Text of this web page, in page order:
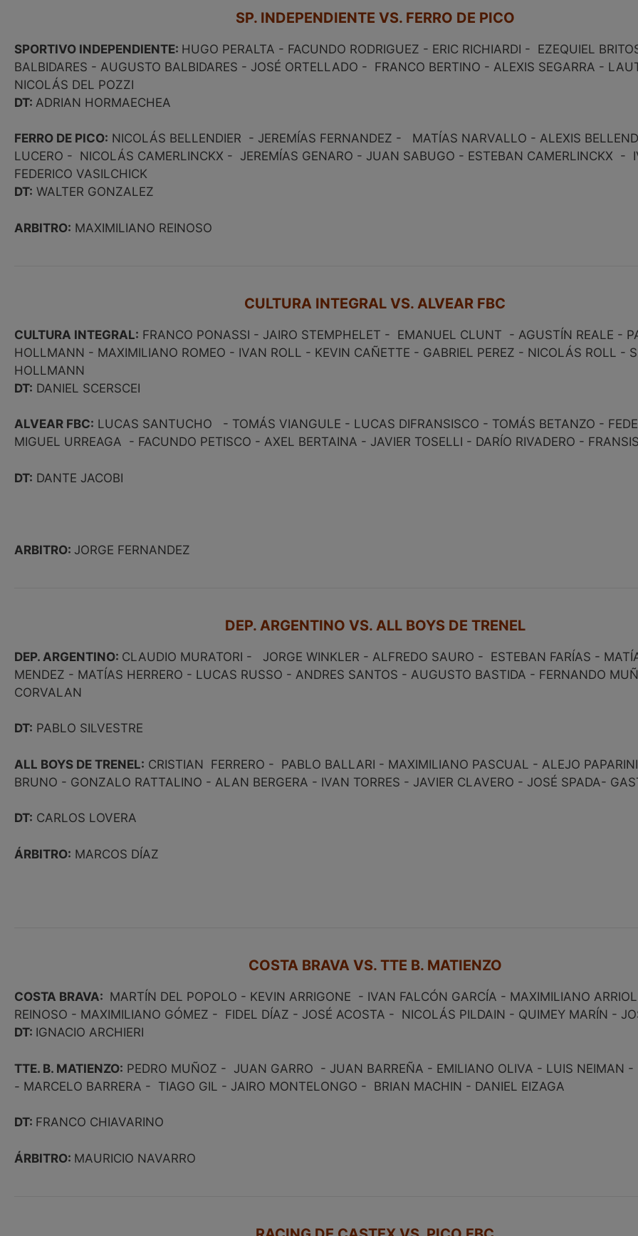
SP. INDEPENDIENTE VS. FERRO DE PICO
SPORTIVO INDEPENDIENTE: HUGO PERALTA - FACUNDO RODRIGUEZ - ERIC RICHIARDI - EZEQUIEL
BALBIDARES - AUGUSTO BALBIDARES - JOSÉ ORTELLADO - FRANCO BERTINO - ALEXIS SEGARRA -
NICOLÁS DEL POZZI
DT: ADRIAN HORMAECHEA
FERRO DE PICO: NICOLÁS BELLENDIER - JEREMÍAS FERNANDEZ - MATÍAS NARVALLO - ALEXIS
LUCERO - NICOLÁS CAMERLINCKX - JEREMÍAS GENARO - JUAN SABUGO - ESTEBAN CAMERLINCKX -
FEDERICO VASILCHICK
DT: WALTER GONZALEZ
ARBITRO: MAXIMILIANO REINOSO
CULTURA INTEGRAL VS. ALVEAR FBC
CULTURA INTEGRAL: FRANCO PONASSI - JAIRO STEMPHELET - EMANUEL CLUNT - AGUSTÍN REALE -
HOLLMANN - MAXIMILIANO ROMEO - IVAN ROLL - KEVIN CAÑETTE - GABRIEL PEREZ - NICOLÁS ROLL -
HOLLMANN
DT: DANIEL SCERSCEI
ALVEAR FBC: LUCAS SANTUCHO - TOMÁS VIANGULE - LUCAS DIFRANSISCO - TOMÁS BETANZO -
MIGUEL URREAGA - FACUNDO PETISCO - AXEL BERTAINA - JAVIER TOSELLI - DARÍO RIVADERO -
DT: DANTE JACOBI
ARBITRO: JORGE FERNANDEZ
DEP. ARGENTINO VS. ALL BOYS DE TRENEL
DEP. ARGENTINO: CLAUDIO MURATORI - JORGE WINKLER - ALFREDO SAURO - ESTEBAN FARÍAS -
MENDEZ - MATÍAS HERRERO - LUCAS RUSSO - ANDRES SANTOS - AUGUSTO BASTIDA - FERNANDO
CORVALAN
DT: PABLO SILVESTRE
ALL BOYS DE TRENEL: CRISTIAN FERRERO - PABLO BALLARI - MAXIMILIANO PASCUAL - ALEJO
BRUNO - GONZALO RATTALINO - ALAN BERGERA - IVAN TORRES - JAVIER CLAVERO - JOSÉ SPADA-
DT: CARLOS LOVERA
ÁRBITRO: MARCOS DÍAZ
COSTA BRAVA VS. TTE B. MATIENZO
COSTA BRAVA: MARTÍN DEL POPOLO - KEVIN ARRIGONE - IVAN FALCÓN GARCÍA - MAXIMILIANO
REINOSO - MAXIMILIANO GÓMEZ - FIDEL DÍAZ - JOSÉ ACOSTA - NICOLÁS PILDAIN - QUIMEY MARÍN -
DT: IGNACIO ARCHIERI
TTE. B. MATIENZO: PEDRO MUÑOZ - JUAN GARRO - JUAN BARREÑA - EMILIANO OLIVA - LUIS NEIMAN -
- MARCELO BARRERA - TIAGO GIL - JAIRO MONTELONGO - BRIAN MACHIN - DANIEL EIZAGA
DT: FRANCO CHIAVARINO
ÁRBITRO: MAURICIO NAVARRO